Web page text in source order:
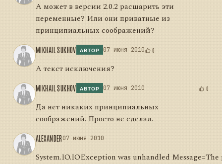
А может в версии 2.0.2 расшарить эти
переменные? Или они приватные из
принципиальных соображений?
MIKHAIL SUKHOV АВТОР 07 июня 2010 0
А текст исключения?
MIKHAIL SUKHOV АВТОР 07 июня 2010 0
Да нет никаких принципиальных
соображений. Просто не сделал.
ALEXANDER07 июня 2010
System.IO.IOException was unhandled